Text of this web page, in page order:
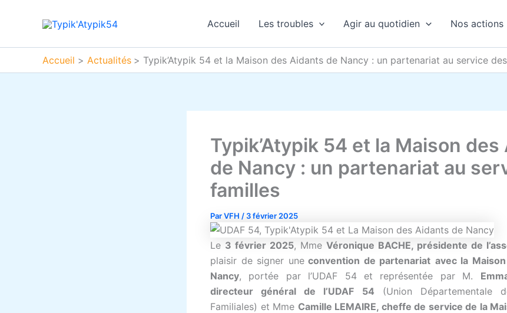
Accueil Les troubles Agir au quotidien Nos actions
Accueil Actualités Typik’Atypik 54 et la Maison des Aidants de Nancy : un partenariat au service
Typik’Atypik 54 et la Maison
de Nancy : un partenariat au
familles
ParVFH /3 février 2025
Le 3 février 2025, Mme Véronique BACHE, présidente de
plaisir de signer uneconvention de partenariat avec la
Nancy, portée par l’UDAF 54 et représentée par M.
directeur général de l’UDAF 54 (Union Départementale
Familiales) et Mme Camille LEMAIRE, cheffe de service de la